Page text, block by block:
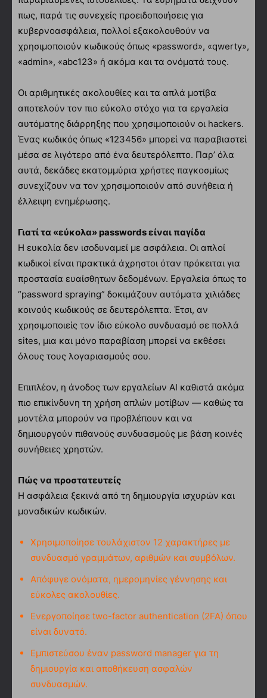
πως, παρά τις συνεχείς προειδοποιήσεις για
κυβερνοασφάλεια, πολλοί εξακολουθούν να
χρησιμοποιούν κωδικούς όπως «password», «qwerty»,
«admin», «abc123» ή ακόμα και τα ονόματά τους.
Οι αριθμητικές ακολουθίες και τα απλά μοτίβα
αποτελούν τον πιο εύκολο στόχο για τα εργαλεία
αυτόματης διάρρηξης που χρησιμοποιούν οι hackers.
Ένας κωδικός όπως «123456» μπορεί να παραβιαστεί
μέσα σε λιγότερο από ένα δευτερόλεπτο. Παρ’ όλα
αυτά, δεκάδες εκατομμύρια χρήστες παγκοσμίως
συνεχίζουν να τον χρησιμοποιούν από συνήθεια ή
έλλειψη ενημέρωσης.
Γιατί τα «εύκολα» passwords είναι παγίδα
Η ευκολία δεν ισοδυναμεί με ασφάλεια. Οι απλοί
κωδικοί είναι πρακτικά άχρηστοι όταν πρόκειται για
προστασία ευαίσθητων δεδομένων. Εργαλεία όπως το
“password spraying” δοκιμάζουν αυτόματα χιλιάδες
κοινούς κωδικούς σε δευτερόλεπτα. Έτσι, αν
χρησιμοποιείς τον ίδιο εύκολο συνδυασμό σε πολλά
sites, μια και μόνο παραβίαση μπορεί να εκθέσει
όλους τους λογαριασμούς σου.
Επιπλέον, η άνοδος των εργαλείων AI καθιστά ακόμα
πιο επικίνδυνη τη χρήση απλών μοτίβων — καθώς τα
μοντέλα μπορούν να προβλέπουν και να
δημιουργούν πιθανούς συνδυασμούς με βάση κοινές
συνήθειες χρηστών.
Πώς να προστατευτείς
Η ασφάλεια ξεκινά από τη δημιουργία ισχυρών και
μοναδικών κωδικών.
Χρησιμοποίησε τουλάχιστον 12 χαρακτήρες με
συνδυασμό γραμμάτων, αριθμών και συμβόλων.
Απόφυγε ονόματα, ημερομηνίες γέννησης και
εύκολες ακολουθίες.
Ενεργοποίησε two-factor authentication (2FA) όπου
είναι δυνατό.
Εμπιστεύσου έναν password manager για τη
δημιουργία και αποθήκευση ασφαλών
συνδυασμών.